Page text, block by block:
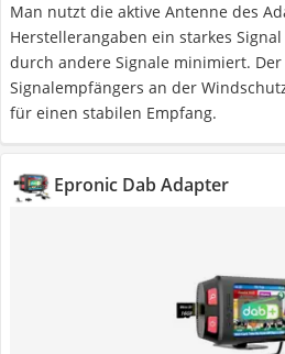
Man nutzt die aktive Antenne des
Herstellerangaben ein starkes
durch andere Signale minimiert.
Signalempfängers an der
für einen stabilen Empfang.
Epronic Dab Adapter